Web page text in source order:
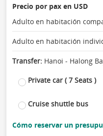
Precio por pax en USD
Adulto en habitación
Adulto en habitación
Transfer: Hanoi - Halong
Private car ( 7 Seats )
Cruise shuttle bus
Cómo reservar un